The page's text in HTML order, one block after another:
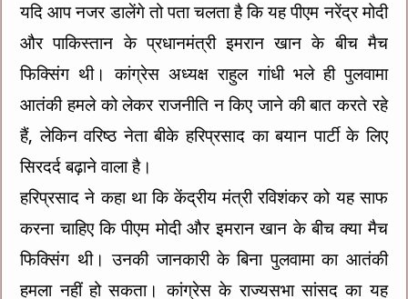
यदि आप नजर डालेंगे तो पता चलता है कि यह पीएम नरेंद्र मोदी
और पाकिस्तान के प्रधानमंत्री इमरान खान के बीच मैच
फिक्सिंग थी। कांग्रेस अध्यक्ष राहुल गांधी भले ही पुलवामा
आतंकी हमले को लेकर राजनीति न किए जाने की बात करते रहे
हैं, लेकिन वरिष्ठ नेता बीके हरिप्रसाद का बयान पार्टी के लिए
सिरदर्द बढ़ाने वाला है।
हरिप्रसाद ने कहा था कि केंद्रीय मंत्री रविशंकर को यह साफ
करना चाहिए कि पीएम मोदी और इमरान खान के बीच क्या मैच
फिक्सिंग थी। उनकी जानकारी के बिना पुलवामा का आतंकी
हमला नहीं हो सकता। कांग्रेस के राज्यसभा सांसद का यह